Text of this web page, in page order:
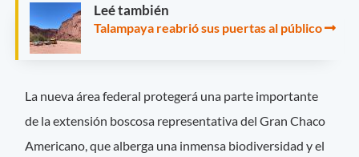
Leé también
Talampaya reabrió sus puertas al público
La nueva área federal protegerá una parte importante
de la extensión boscosa representativa del Gran Chaco
Americano, que alberga una inmensa biodiversidad y el